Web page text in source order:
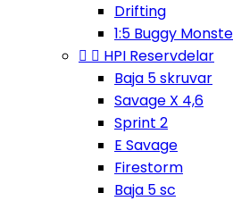
Drifting
1:5 Buggy
  HPI Reservdelar
Baja 5 skruvar
Savage X 4,6
Sprint 2
E Savage
Firestorm
Baja 5 sc